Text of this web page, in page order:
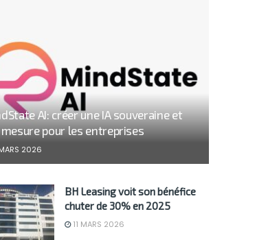
AI: créer une IA souveraine et
pour les entreprises
2026
BH Leasing voit son bénéfice
chuter de 30% en 2025
11 MARS 2026